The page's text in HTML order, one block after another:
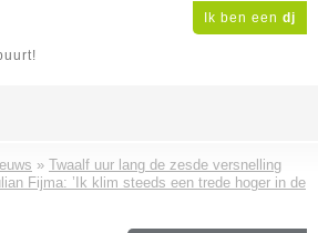
Ik ben een dj
» Twaalf uur lang de zesde versnelling
Fijma: ’Ik klim steeds een trede hoger in de